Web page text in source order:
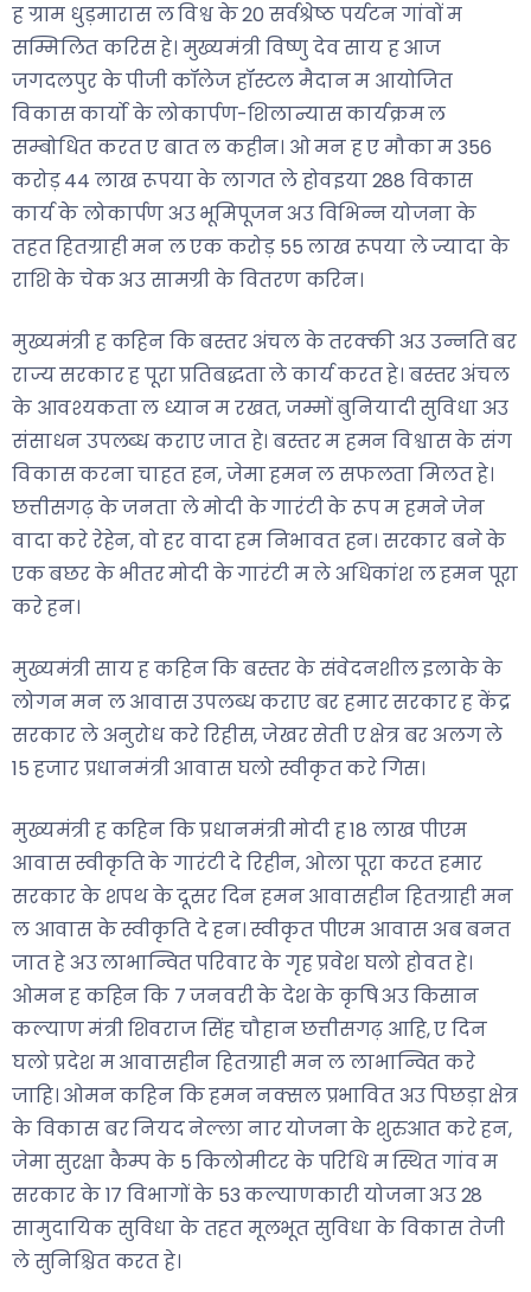
ह ग्राम धुड़मारास ल विश्व के 20 सर्वश्रेष्ठ पर्यटन गांवों म
सम्मिलित करिस हे। मुख्यमंत्री विष्णु देव साय ह आज
जगदलपुर के पीजी कॉलेज हॉस्टल मैदान म आयोजित
विकास कार्यो के लोकार्पण-शिलान्यास कार्यक्रम ल
सम्बोधित करत ए बात ल कहीन। ओ मन ह ए मौका म 356
करोड़ 44 लाख रूपया के लागत ले होवइया 288 विकास
कार्य के लोकार्पण अउ भूमिपूजन अउ विभिन्न योजना के
तहत हितग्राही मन ल एक करोड़ 55 लाख रूपया ले ज्यादा के
राशि के चेक अउ सामग्री के वितरण करिन।
मुख्यमंत्री ह कहिन कि बस्तर अंचल के तरक्की अउ उन्नति बर
राज्य सरकार ह पूरा प्रतिबद्धता ले कार्य करत हे। बस्तर अंचल
के आवश्यकता ल ध्यान म रखत, जम्मों बुनियादी सुविधा अउ
संसाधन उपलब्ध कराए जात हे। बस्तर म हमन विश्वास के संग
विकास करना चाहत हन, जेमा हमन ल सफलता मिलत हे।
छत्तीसगढ़ के जनता ले मोदी के गारंटी के रूप म हमने जेन
वादा करे रेहेन, वो हर वादा हम निभावत हन। सरकार बने के
एक बछर के भीतर मोदी के गारंटी म ले अधिकांश ल हमन पूरा
करे हन।
मुख्यमंत्री साय ह कहिन कि बस्तर के संवेदनशील इलाके के
लोगन मन ल आवास उपलब्ध कराए बर हमार सरकार ह केंद्र
सरकार ले अनुरोध करे रिहीस, जेखर सेती ए क्षेत्र बर अलग ले
15 हजार प्रधानमंत्री आवास घलो स्वीकृत करे गिस।
मुख्यमंत्री ह कहिन कि प्रधानमंत्री मोदी ह 18 लाख पीएम
आवास स्वीकृति के गारंटी दे रिहीन, ओला पूरा करत हमार
सरकार के शपथ के दूसर दिन हमन आवासहीन हितग्राही मन
ल आवास के स्वीकृति दे हन। स्वीकृत पीएम आवास अब बनत
जात हे अउ लाभान्वित परिवार के गृह प्रवेश घलो होवत हे।
ओमन ह कहिन कि 7 जनवरी के देश के कृषि अउ किसान
कल्याण मंत्री शिवराज सिंह चौहान छत्तीसगढ़ आहि, ए दिन
घलो प्रदेश म आवासहीन हितग्राही मन ल लाभान्वित करे
जाहि। ओमन कहिन कि हमन नक्सल प्रभावित अउ पिछड़ा क्षेत्र
के विकास बर नियद नेल्ला नार योजना के शुरुआत करे हन,
जेमा सुरक्षा कैम्प के 5 किलोमीटर के परिधि म स्थित गांव म
सरकार के 17 विभागों के 53 कल्याणकारी योजना अउ 28
सामुदायिक सुविधा के तहत मूलभूत सुविधा के विकास तेजी
ले सुनिश्चित करत हे।